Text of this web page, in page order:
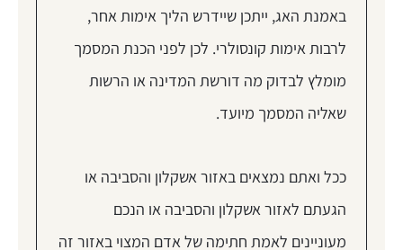
באמנת האג, ייתכן שיידרש הליך אימות אחר,
לרבות אימות קונסולרי. לכן לפני הכנת המסמך
מומלץ לבדוק מה דורשת המדינה או הרשות
שאליה המסמך מיועד.
ככל ואתם נמצאים באזור אשקלון והסביבה או
הגעתם לאזור אשקלון והסביבה או הנכם
מעוניינים לאמת חתימה של אדם המצוי באזור זה